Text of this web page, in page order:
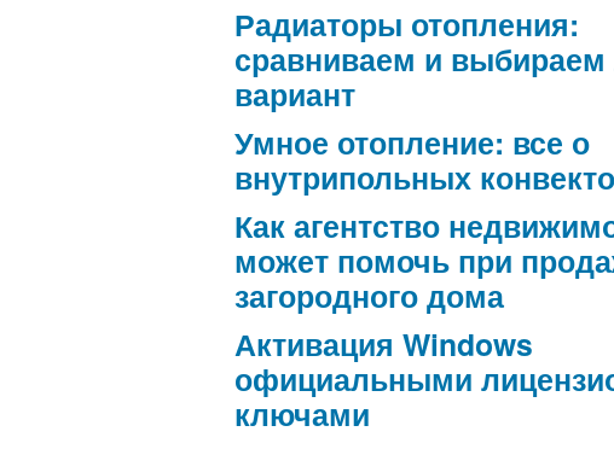
Радиаторы отопления:
сравниваем и
вариант
Умное отопление: все о
внутрипольных
Как агентство
может помочь при
загородного дома
Активация Windows
официальными
ключами